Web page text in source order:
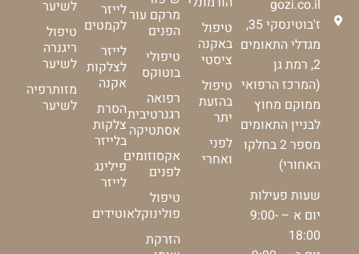
gozi.co.il
ז'בוטינסקי 35,
מגדלי התאומים
2, רמת גן
(המרכז הרפואי
ממוקם מחוץ
לבניין התאומים
מספר 2 בחלקו
האחורי)
שעות פעילות
יום א – 9:00-
18:00
טיפול
באקנה
ציסטי
טיפול
בהזעת
יתר
לפני
ואחרי
מרקם עור
הפנים
טיפולי
בוטוקס
רפואה
רגנרטיבית
אסתטיקה
אקסוזומים
לפנים
טיפול
פולינוקלאוטידים
הזרקת
לייזר
לקמטים
לייזר
לצלקות
אקנה
הסרת
צלקות
בלייזר
פילינג
לייזר
לשיער
טיפול
ריגנרה
לשיער
מזותרפיה
לשיער